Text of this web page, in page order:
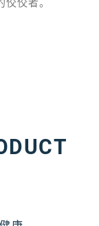
佼者。